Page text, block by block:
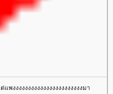
งงงงงงงงงงงงงงงงงงงงงงงมา